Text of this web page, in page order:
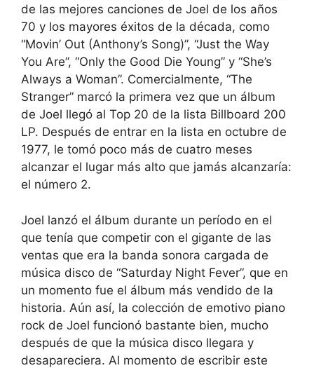
de las mejores canciones de Joel de los años
70 y los mayores éxitos de la década, como
“Movin’ Out (Anthony’s Song)”, “Just the Way
You Are”, “Only the Good Die Young” y “She’s
Always a Woman”. Comercialmente, “The
Stranger” marcó la primera vez que un álbum
de Joel llegó al Top 20 de la lista Billboard 200
LP. Después de entrar en la lista en octubre de
1977, le tomó poco más de cuatro meses
alcanzar el lugar más alto que jamás alcanzaría:
el número 2.
Joel lanzó el álbum durante un período en el
que tenía que competir con el gigante de las
ventas que era la banda sonora cargada de
música disco de “Saturday Night Fever”, que en
un momento fue el álbum más vendido de la
historia. Aún así, la colección de emotivo piano
rock de Joel funcionó bastante bien, mucho
después de que la música disco llegara y
desapareciera. Al momento de escribir este